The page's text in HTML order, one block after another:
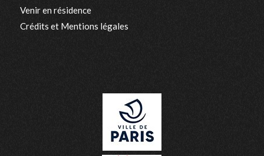
Venir en résidence
Crédits et Mentions légales